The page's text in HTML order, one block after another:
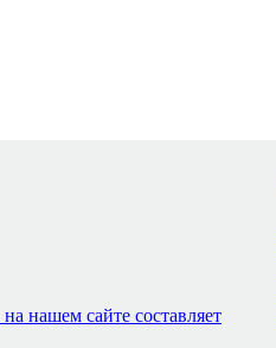
нашем сайте составляет